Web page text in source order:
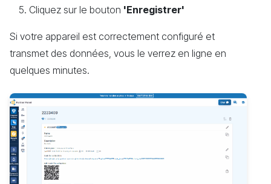
Cliquez sur le bouton 'Enregistrer'
Si votre appareil est correctement configuré et
transmet des données, vous le verrez en ligne en
quelques minutes.